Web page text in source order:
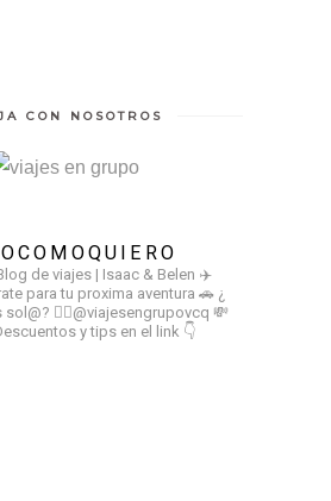
CON NOSOTROS
de viajes | Isaac & Belen ✈️
para tu proxima aventura 🚗 ¿
sol@? 👉🏻@viajesengrupovcq 💸
y tips en el link 👇